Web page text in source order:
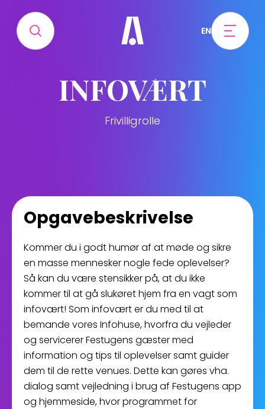
EN
INFOVÆRT
Frivilligrolle
Opgavebeskrivelse
Kommer du i godt humør af at møde og sikre
en masse mennesker nogle fede oplevelser?
Så kan du være stensikker på, at du ikke
kommer til at gå slukøret hjem fra en vagt som
infovært! Som infovært er du med til at
bemande vores Infohuse, hvorfra du vejleder
og servicerer Festugens gæster med
information og tips til oplevelser samt guider
dem til de rette venues. Dette kan gøres vha.
dialog samt vejledning i brug af Festugens app
og hjemmeside, hvor programmet for